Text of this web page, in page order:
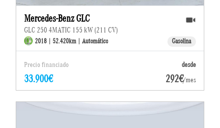
Mercedes-Benz GLC
GLC 250 4MATIC 155 kW (211 CV)
2018 | 52.420km | Automático Gasolina
Precio financiado desde
33.900€ 292€/mes